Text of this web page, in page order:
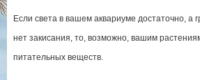
Если света в вашем аквариуме достаточно, а
нет закисания, то, возможно, вашим
питательных веществ.